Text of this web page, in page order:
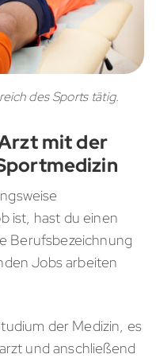
des Sports tätig.
mit der
ist, hast du einen
Berufsbezeichnung
Jobs arbeiten
der Medizin, es
und anschließend